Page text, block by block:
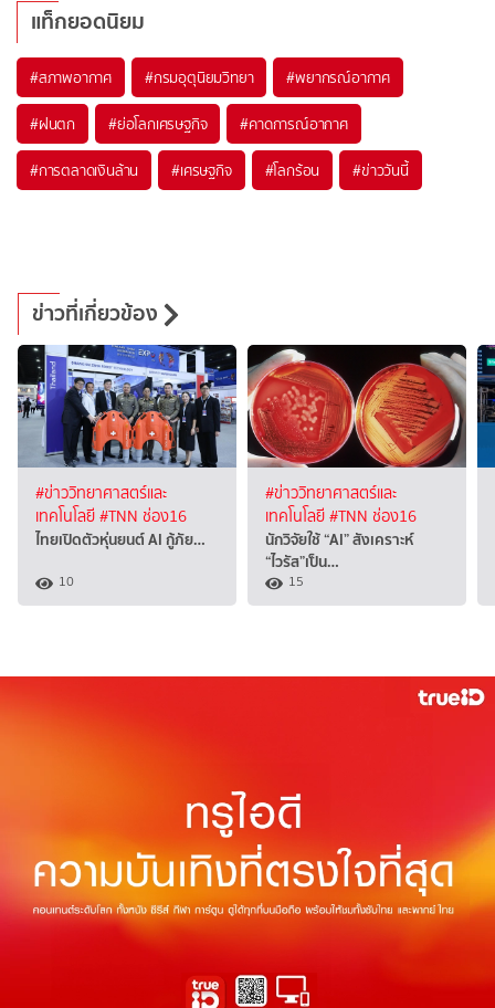
แท็กยอดนิยม
#สภาพอากาศ #กรมอุตุนิยมวิทยา #พยากรณ์อากาศ
#ฝนตก #ย่อโลกเศรษฐกิจ #คาดการณ์อากาศ
#การตลาดเงินล้าน #เศรษฐกิจ #โลกร้อน #ข่าววันนี้
ข่าวที่เกี่ยวข้อง
#ข่าววิทยาศาสตร์และ
เทคโนโลยี#TNN ช่อง16
ไทยเปิดตัวหุ่นยนต์ AI กู้ภัย…
10
#ข่าววิทยาศาสตร์และ
เทคโนโลยี#TNN ช่อง16
นักวิจัยใช้ “AI” สังเคราะห์
“ไวรัส”เป็น…
15